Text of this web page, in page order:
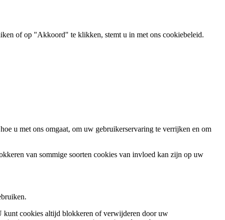
of op "Akkoord" te klikken, stemt u in met ons cookiebeleid.
u met ons omgaat, om uw gebruikerservaring te verrijken en om
van sommige soorten cookies van invloed kan zijn op uw
kunt cookies altijd blokkeren of verwijderen door uw